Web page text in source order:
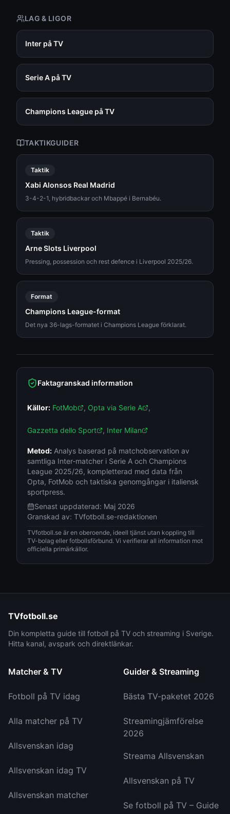
LAG & LIGOR
Inter på TV
Serie A på TV
Champions League på TV
TAKTIKGUIDER
Taktik
Xabi Alonsos Real Madrid
3-4-2-1, hybridbackar och Mbappé i Bernabéu.
Taktik
Arne Slots Liverpool
Pressing, possession och rest defence i Liverpool 2025/26.
Format
Champions League-format
Det nya 36-lags-formatet i Champions League förklarat.
Faktagranskad information
Källor: FotMob , Opta via Serie A ,
Gazzetta dello Sport , Inter Milan
Metod: Analys baserad på matchobservation av
samtliga Inter-matcher i Serie A och Champions
League 2025/26, kompletterad med data från
Opta, FotMob och taktiska genomgångar i italiensk
sportpress.
Senast uppdaterad: Maj 2026
Granskad av: TVfotboll.se-redaktionen
TVfotboll.se är en oberoende, ideell tjänst utan koppling till
TV-bolag eller fotbollsförbund. Vi verifierar all information mot
officiella primärkällor.
TVfotboll.se
Din kompletta guide till fotboll på TV och streaming i Sverige.
Hitta kanal, avspark och direktlänkar.
Matcher & TV
Fotboll på TV idag
Alla matcher på TV
Allsvenskan idag
Allsvenskan idag TV
Allsvenskan matcher
Guider & Streaming
Bästa TV-paketet 2026
Streamingjämförelse
2026
Streama Allsvenskan
Allsvenskan på TV
Se fotboll på TV – Guide